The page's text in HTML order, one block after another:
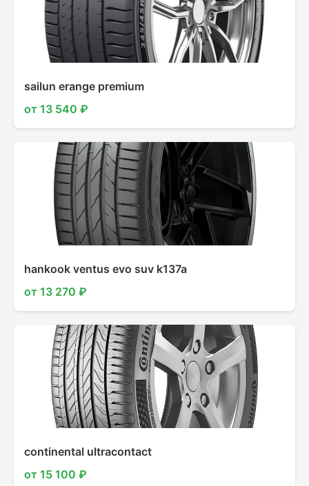
sailun erange premium
от 13 540 ₽
hankook ventus evo suv k137a
от 13 270 ₽
continental ultracontact
от 15 100 ₽